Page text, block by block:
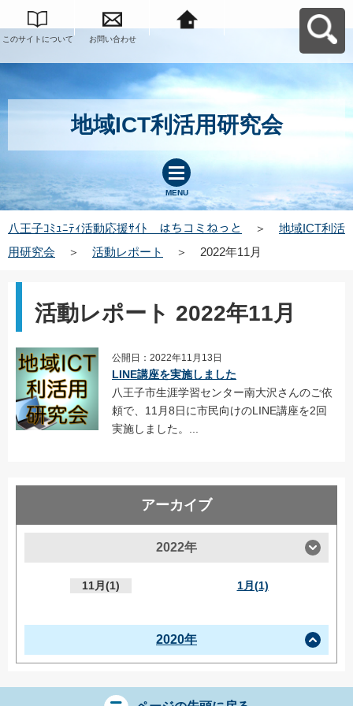
このサイトについて お問い合わせ
地域ICT利活用研究会
MENU
八王子ｺﾐｭﾆﾃｨ活動応援ｻｲﾄ はちコミねっと ＞
地域ICT利活
用研究会
＞ 活動レポート ＞ 2022年11月
活動レポート 2022年11月
公開日：2022年11月13日
LINE講座を実施しました
八王子市生涯学習センター南大沢さんのご依
頼で、11月8日に市民向けのLINE講座を2回
実施しました。...
アーカイブ
2022年
11月(1) 1月(1)
2020年